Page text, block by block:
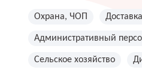
Охрана, ЧОП
Административный
Сельское хозяйство